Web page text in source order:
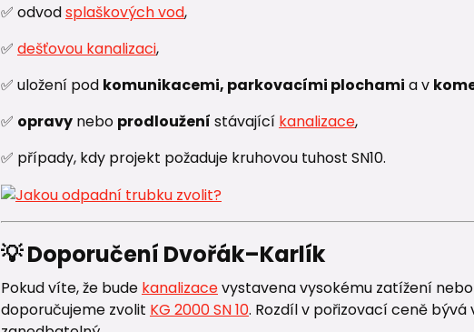
✅ odvodsplaškových vod,
✅ dešťovou kanalizaci,
✅ uložení pod komunikacemi, parkovacími plochami a v
✅ opravynebo prodloužení stávající kanalizace,
✅ případy, kdy projekt požaduje kruhovou tuhost SN10.
💡 Doporučení Dvořák–Karlík
Pokud víte, že bude kanalizacevystavena vysokému zatížení nebo
doporučujeme zvolit KG 2000 SN 10. Rozdíl v pořizovací ceně